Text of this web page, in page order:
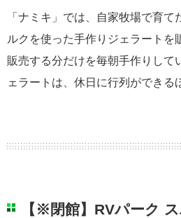
「ナミキ」では、自家牧場で育て
ルクを使った手作りジェラートを
販売する分だけを毎朝手作りして
ェラートは、休日に行列ができる
【※閉館】RVパーク